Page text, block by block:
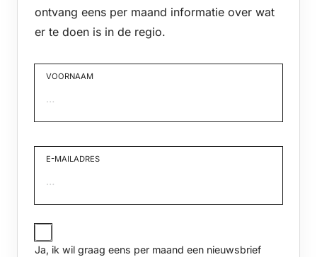
ontvang eens per maand informatie over wat
er te doen is in de regio.
VOORNAAM
E-MAILADRES
JA,
IK
WIL
Ja, ik wil graag eens per maand een nieuwsbrief